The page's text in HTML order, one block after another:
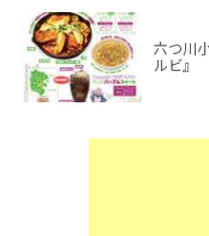
六つ川
ルビ』